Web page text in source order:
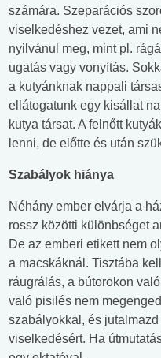
számára. Szeparációs
viselkedéshez vezet, ami
nyilvánul meg, mint pl.
ugatás vagy vonyítás.
a kutyánknak nappali
ellátogatunk egy kisállat
kutya társat. A felnőtt
lenni, de előtte és után
Szabályok hiánya
Néhány ember elvárja a
rossz közötti különbséget
De az emberi etikett nem
a macskáknál. Tisztába
ráugrálás, a bútorokon
való pisilés nem
szabályokkal, és
viselkedésért. Ha